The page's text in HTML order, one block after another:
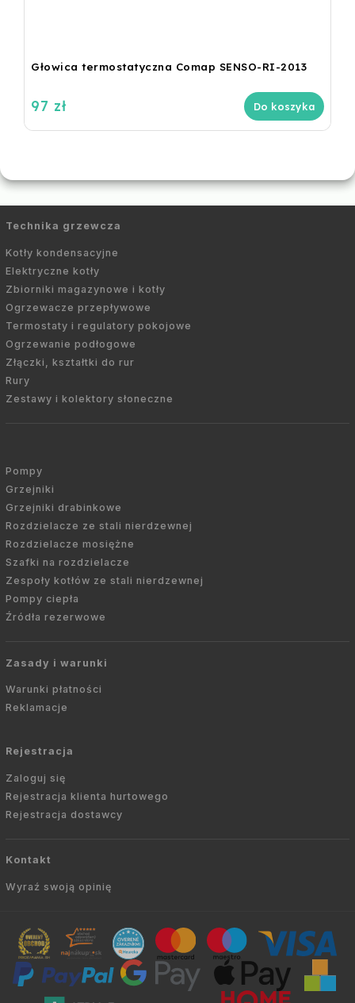
Głowica termostatyczna Comap SENSO-RI-2013
97 zł Do koszyka
Technika grzewcza
Kotły kondensacyjne
Elektryczne kotły
Zbiorniki magazynowe i kotły
Ogrzewacze przepływowe
Termostaty i regulatory pokojowe
Ogrzewanie podłogowe
Złączki, kształtki do rur
Rury
Zestawy i kolektory słoneczne
Pompy
Grzejniki
Grzejniki drabinkowe
Rozdzielacze ze stali nierdzewnej
Rozdzielacze mosiężne
Szafki na rozdzielacze
Zespoły kotłów ze stali nierdzewnej
Pompy ciepła
Źródła rezerwowe
Zasady i warunki
Warunki płatności
Reklamacje
Rejestracja
Zaloguj się
Rejestracja klienta hurtowego
Rejestracja dostawcy
Kontakt
Wyraź swoją opinię